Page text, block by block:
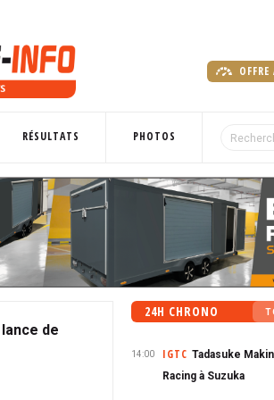
RÉSULTATS PHOTOS
de
24H CHRONO
14:00 IGTC Tadasuke
Racing à Suzuka